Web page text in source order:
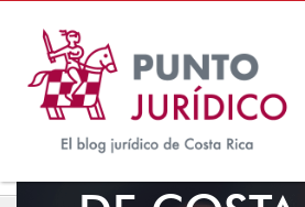
EL BLOG